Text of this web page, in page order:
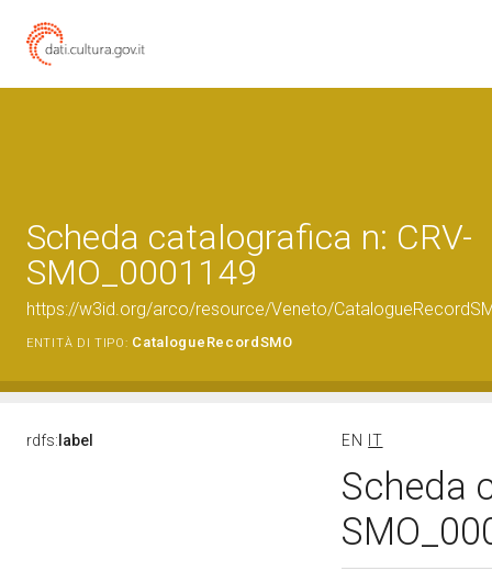
Scheda catalografica n: CRV-
SMO_0001149
https://w3id.org/arco/resource/Veneto/
ENTITÀ DI TIPO: CatalogueRecordSMO
rdfs: label EN IT
Scheda